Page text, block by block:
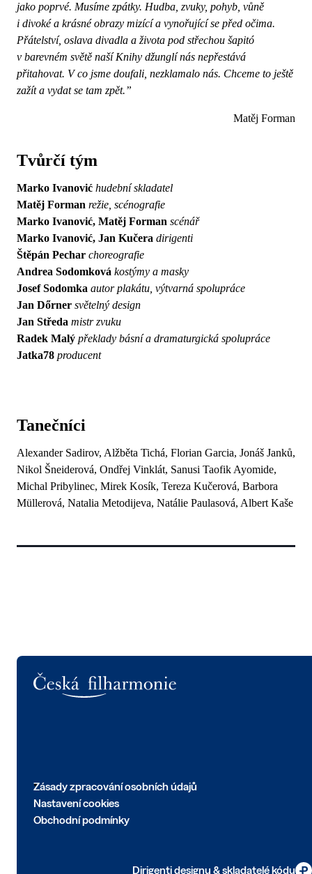
jako poprvé. Musíme zpátky. Hudba, zvuky, pohyb, vůně
i divoké a krásné obrazy mizící a vynořující se před očima.
Přátelství, oslava divadla a života pod střechou šapitó
v barevném světě naší Knihy džunglí nás nepřestává
přitahovat. V co jsme doufali, nezklamalo nás. Chceme to ještě
zažít a vydat se tam zpět.”
Matěj Forman
Tvůrčí tým
Marko Ivanović hudební skladatel
Matěj Forman režie, scénografie
Marko Ivanović, Matěj Forman scénář
Marko Ivanović, Jan Kučera dirigenti
Štěpán Pechar choreografie
Andrea Sodomková kostýmy a masky
Josef Sodomka autor plakátu, výtvarná spolupráce
Jan Dőrner světelný design
Jan Středa mistr zvuku
Radek Malý překlady básní a dramaturgická spolupráce
Jatka78 producent
Tanečníci
Alexander Sadirov, Alžběta Tichá, Florian Garcia, Jonáš Janků,
Nikol Šneiderová, Ondřej Vinklát, Sanusi Taofik Ayomide,
Michal Pribylinec, Mirek Kosík, Tereza Kučerová, Barbora
Müllerová, Natalia Metodijeva, Natálie Paulasová, Albert Kaše
Zásady zpracování osobních údajů
Nastavení cookies
Obchodní podmínky
Dirigenti designu & skladatelé kódu